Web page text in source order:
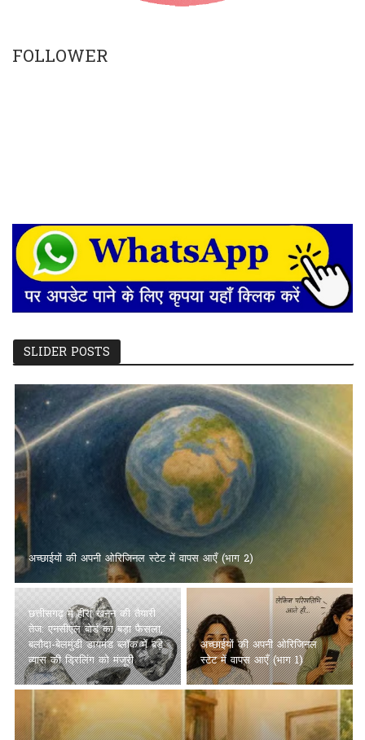
FOLLOWER
SLIDER POSTS
अच्छाईयों की अपनी ओरिजिनल स्टेट में वापस आएँ (भाग 2)
छत्तीसगढ़ में हीरा खनन की तैयारी
तेज: एनसीएल बोर्ड का बड़ा फैसला,
बलौदा-बेलमुंडी डायमंड ब्लॉक में बड़े
व्यास की ड्रिलिंग को मंजूरी
अच्छाईयों की अपनी ओरिजिनल
स्टेट में वापस आएँ (भाग 1)